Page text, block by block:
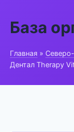
База
Главная »
Дентал Therapy